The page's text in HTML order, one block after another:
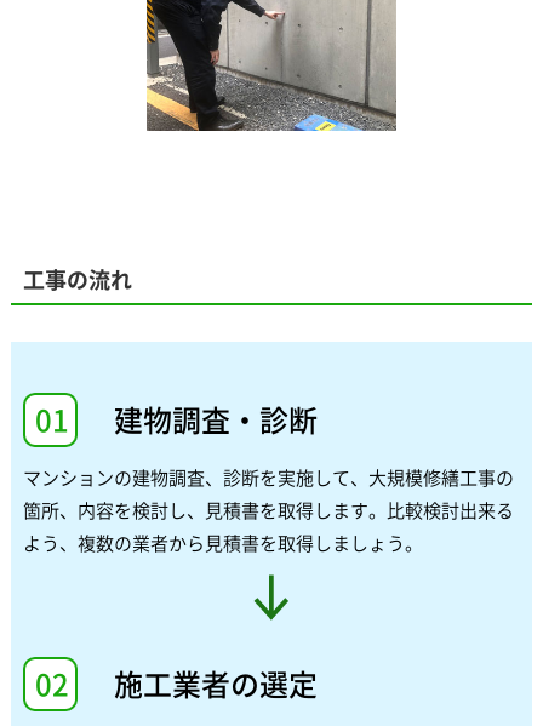
工事の流れ
01 建物調査・診断
マンションの建物調査、診断を実施して、大規模修繕工事の
箇所、内容を検討し、見積書を取得します。比較検討出来る
よう、複数の業者から見積書を取得しましょう。
02 施工業者の選定